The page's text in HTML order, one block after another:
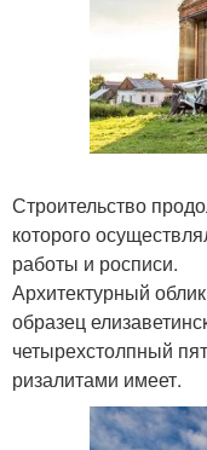
Строительство
которого
работы и росписи.
Архитектурный
образец
четырехстолпный
ризалитами имеет.